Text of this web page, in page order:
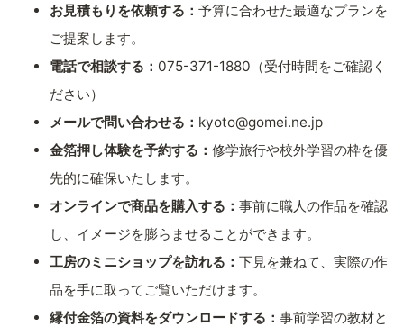
お見積もりを依頼する： 予算に合わせた最適なプランを
ご提案します。
電話で相談する： 075-371-1880（受付時間をご確認く
ださい）
メールで問い合わせる： kyoto@gomei.ne.jp
金箔押し体験を予約する： 修学旅行や校外学習の枠を優
先的に確保いたします。
オンラインで商品を購入する： 事前に職人の作品を確認
し、イメージを膨らませることができます。
工房のミニショップを訪れる： 下見を兼ねて、実際の作
品を手に取ってご覧いただけます。
縁付金箔の資料をダウンロードする： 事前学習の教材と